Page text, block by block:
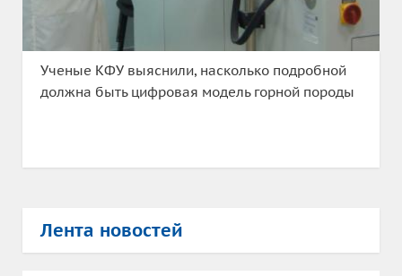
Ученые КФУ выяснили, насколько подробной
должна быть цифровая модель горной породы
Лента новостей